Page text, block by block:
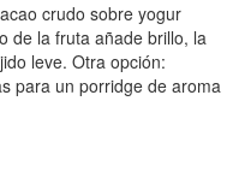
crudo sobre yogur
de la fruta añade brillo, la
leve. Otra opción:
para un porridge de aroma